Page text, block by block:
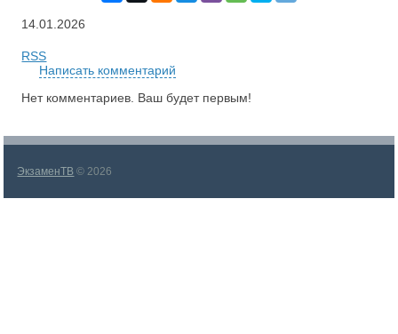
14.01.2026
RSS
Написать комментарий
Нет комментариев. Ваш будет первым!
ЭкзаменТВ © 2026